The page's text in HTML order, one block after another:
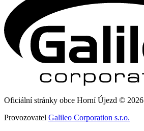
Oficiální stránky obce Horní Újezd © 2026
Provozovatel Galileo Corporation s.r.o.